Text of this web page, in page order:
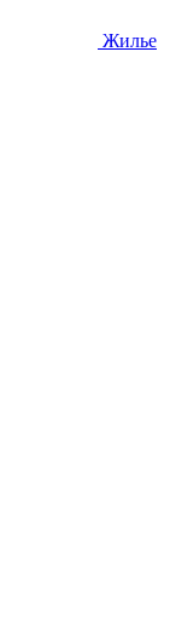
Жилье